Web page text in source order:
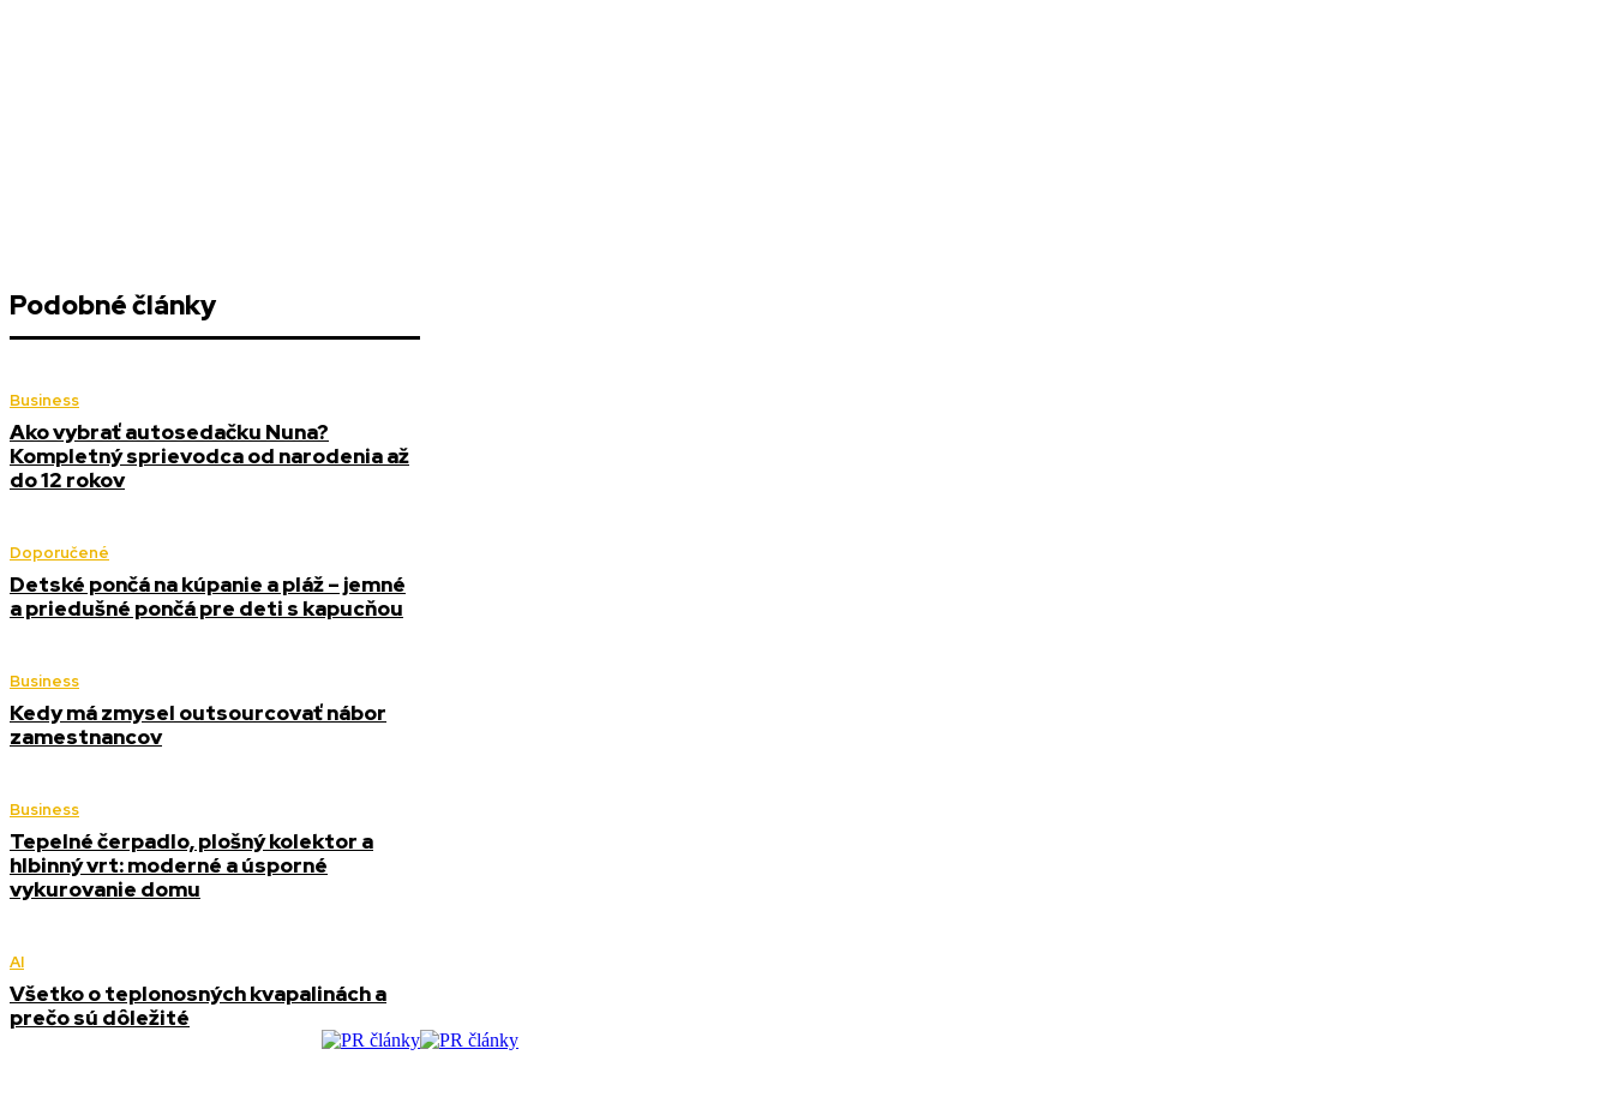
Podobné články
Business
Ako vybrať autosedačku Nuna?
Kompletný sprievodca od narodenia až
do 12 rokov
Doporučené
Detské pončá na kúpanie a pláž – jemné
a priedušné pončá pre deti s kapucňou
Business
Kedy má zmysel outsourcovať nábor
zamestnancov
Business
Tepelné čerpadlo, plošný kolektor a
hlbinný vrt: moderné a úsporné
vykurovanie domu
AI
Všetko o teplonosných kvapalinách a
prečo sú dôležité